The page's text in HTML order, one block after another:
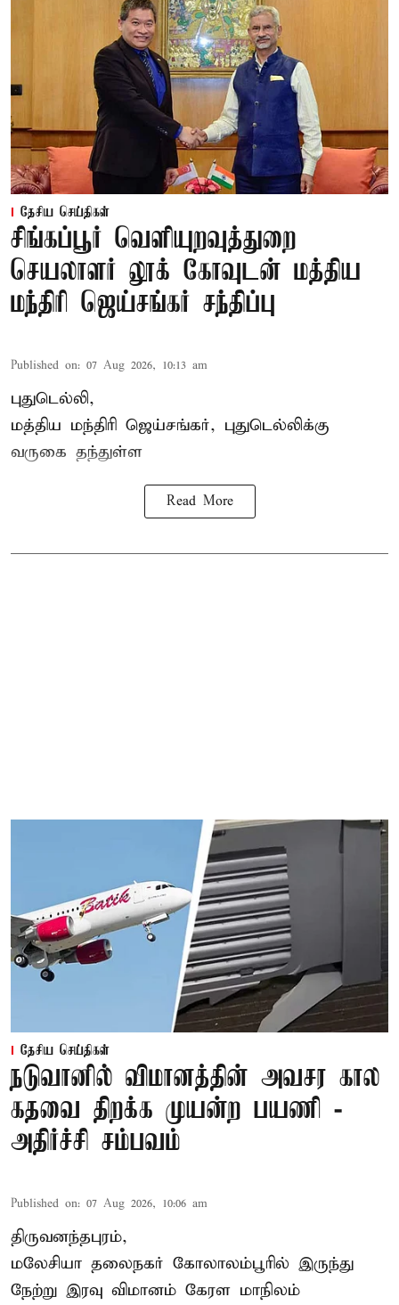
தேசிய செய்திகள்
சிங்கப்பூர் வெளியுறவுத்துறை
செயலாளர் லூக் கோவுடன் மத்திய
மந்திரி ஜெய்சங்கர் சந்திப்பு
Published on: 07 Aug 2026, 10:13 am
புதுடெல்லி,
மத்திய மந்திரி ஜெய்சங்கர், புதுடெல்லிக்கு
வருகை தந்துள்ள
Read More
தேசிய செய்திகள்
நடுவானில் விமானத்தின் அவசர கால
கதவை திறக்க முயன்ற பயணி -
அதிர்ச்சி சம்பவம்
Published on: 07 Aug 2026, 10:06 am
திருவனந்தபுரம்,
மலேசியா தலைநகர் கோலாலம்பூரில் இருந்து
நேற்று இரவு விமானம் கேரள மாநிலம்